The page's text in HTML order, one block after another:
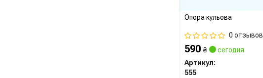
Опора кульова
0 отзывов
590 ₴
сегодня
Артикул:
555